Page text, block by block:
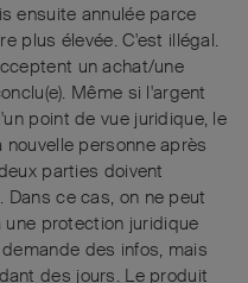
ensuite annulée parce
plus élevée. C'est illégal.
un achat/une
Même si l'argent
point de vue juridique, le
personne après
parties doivent
ce cas, on ne peut
une protection juridique
des infos, mais
des jours. Le produit